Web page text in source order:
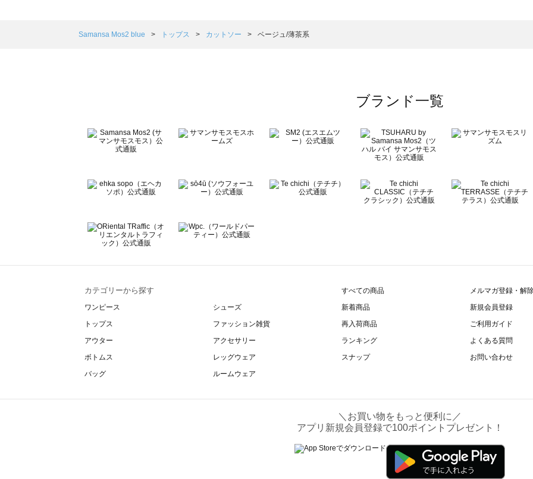
Samansa Mos2 Lagom（サマンサモスモス ラーゴム）のカットソー一覧
BETTY'S BLUE（べティーズブルー）のカットソー一覧
Wpc.（ワールドパーティー）のカットソー一覧
Samansa Mos2 blue トップス カットソー ベージュ/薄茶系
ブランド一覧
カテゴリーから探す
ワンピース
トップス
アウター
ボトムス
バッグ
シューズ
ファッション雑貨
アクセサリー
レッグウェア
ルームウェア
すべての商品
新着商品
再入荷商品
ランキング
スナップ
メルマガ登録・解
新規会員登録
ご利用ガイド
よくある質問
お問い合わせ
＼お買い物をもっと便利に／
アプリ新規会員登録で100ポイントプレゼント！